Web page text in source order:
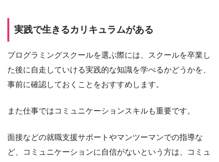
実践で生きるカリキュラムがある
プログラミングスクールを選ぶ際には、スクールを卒業し
た後に自走していける実践的な知識を学べるかどうかを、
事前に確認しておくことをおすすめします。
また仕事ではコミュニケーションスキルも重要です。
面接などの就職支援サポートやマンツーマンでの指導な
ど、コミュニケーションに自信がないという方は、コミュ